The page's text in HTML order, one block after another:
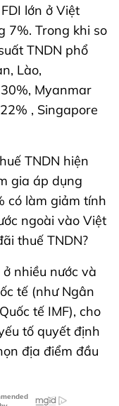
lớn ở Việt
7%. Trong khi so
TNDN phổ
Lào,
Myanmar
, Singapore
TNDN hiện
gia áp dụng
có làm giảm tính
ngoài vào Việt
thuế TNDN?
nhiều nước và
tế (như Ngân
tế IMF), cho
tố quyết định
địa điểm đầu